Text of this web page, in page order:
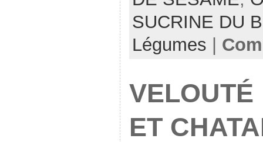
SUCRINE DU
Légumes
VELOUTÉ
ET